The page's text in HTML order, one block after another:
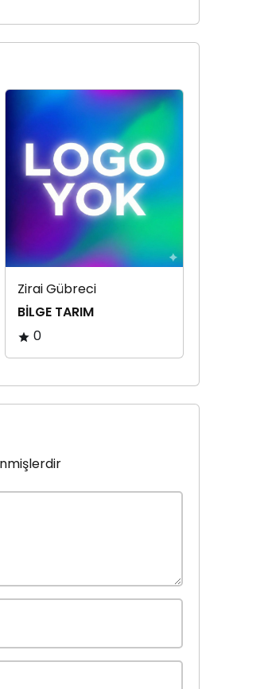
Zirai Gübreci
BİLGE TARIM
0